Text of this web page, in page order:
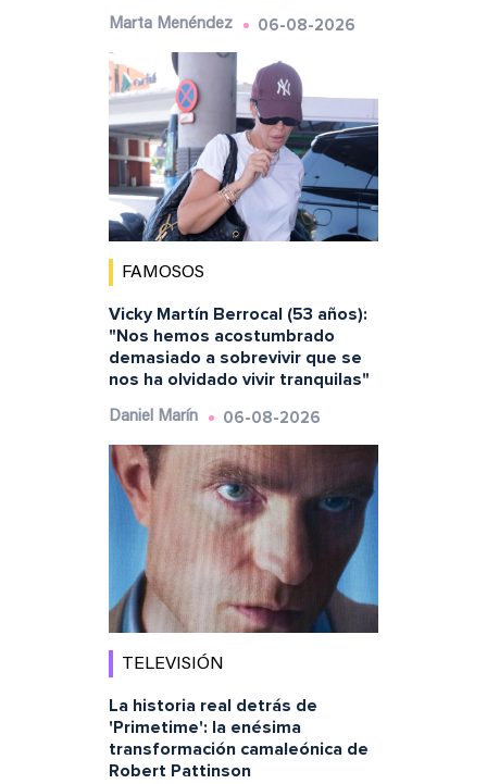
Marta Menéndez 06-08-2026
FAMOSOS
Vicky Martín Berrocal (53 años):
"Nos hemos acostumbrado
demasiado a sobrevivir que se
nos ha olvidado vivir tranquilas"
Daniel Marín 06-08-2026
TELEVISIÓN
La historia real detrás de
'Primetime': la enésima
transformación camaleónica de
Robert Pattinson